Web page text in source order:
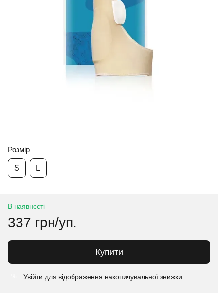
Розмір
S L
В наявності
337 грн/уп.
Купити
Увійти для відображення накопичувальної знижки